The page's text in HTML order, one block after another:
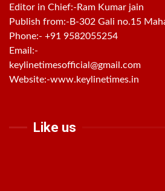
Editor in Chief:-Ram Kumar jain
Publish from:- B-302 Gali no.15
Phone:- +91 9582055254
Email:-
keylinetimesofficial@gmail.com
Website:-www.keylinetimes.in
Like us